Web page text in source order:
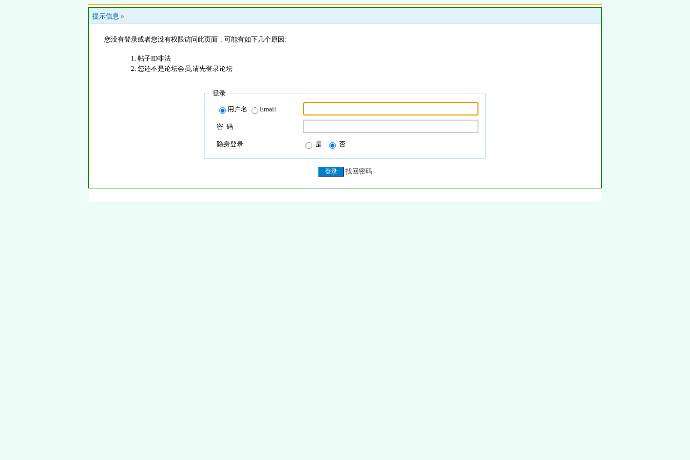
提示信息 »
您没有登录或者您没有权限访问此页面，可能有如下几个原因:
帖子ID非法
您还不是论坛会员,请先登录论坛
登录
用户名 Email
密 码
隐身登录 是 否
找回密码